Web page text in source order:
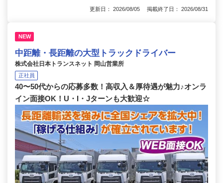
更新日： 2026/08/05 掲載終了日： 2026/08/31
NEW
中距離・長距離の大型トラックドライバー
株式会社日本トランスネット 岡山営業所
正社員
40〜50代からの応募多数！高収入＆厚待遇が魅力♪オンラ
イン面接OK！U・I・Jターンも大歓迎☆